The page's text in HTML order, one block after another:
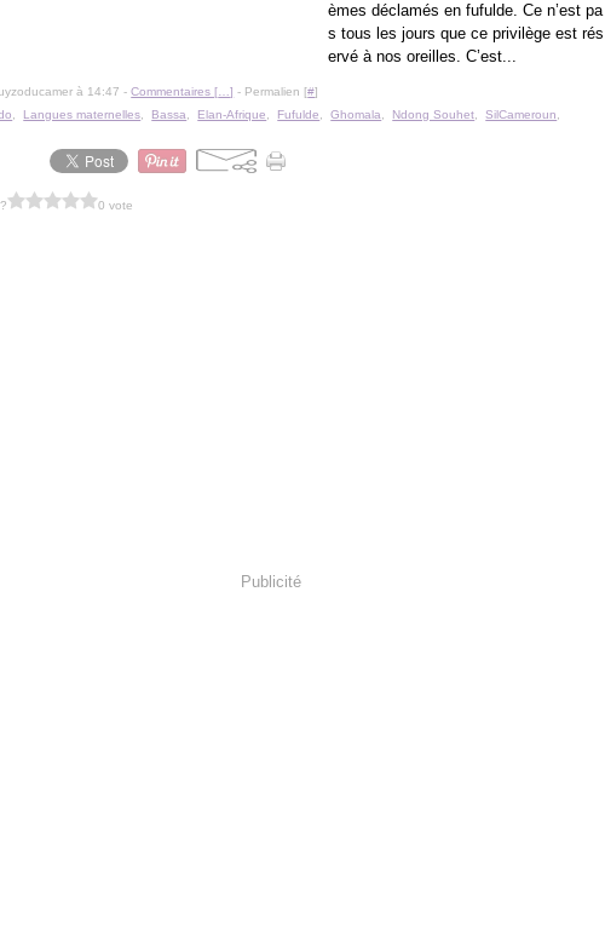
èmes déclamés en fufulde. Ce n’est pa
s tous les jours que ce privilège est rés
ervé à nos oreilles. C’est...
à 14:47 -Commentaires [ …] - Permalien [#]
Langues maternelles Bassa Elan-Afrique Fufulde ,Ghomala Ndong Souhet ,SilCameroun
0 vote
Publicité